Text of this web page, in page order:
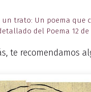
un trato: Un poema que
del Poema 12
te recomendamos